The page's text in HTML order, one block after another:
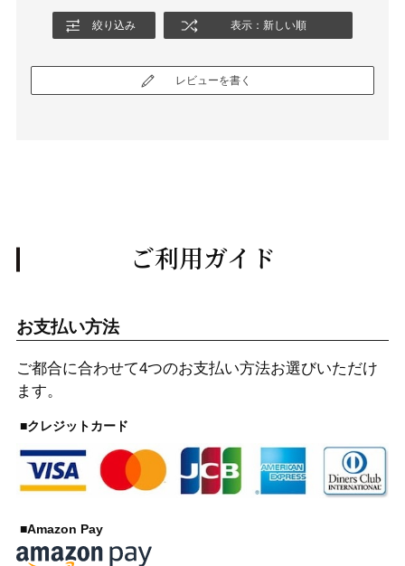
絞り込み 表示：新しい順
レビューを書く
ご利用ガイド
お支払い方法
ご都合に合わせて4つのお支払い方法お選びいただけ
ます。
■クレジットカード
■Amazon Pay